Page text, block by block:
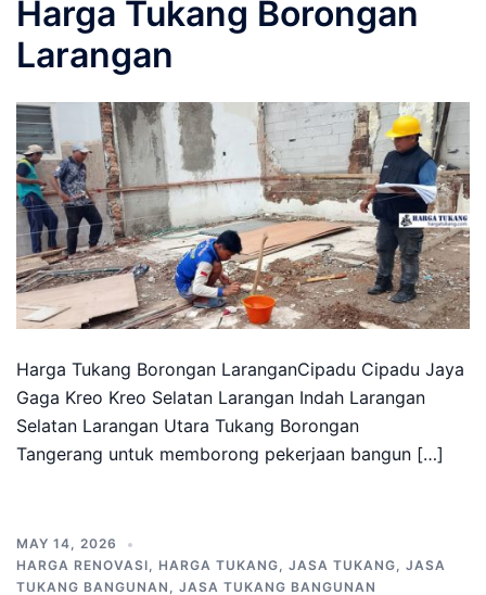
Harga Tukang Borongan
Larangan
Harga Tukang Borongan LaranganCipadu Cipadu Jaya
Gaga Kreo Kreo Selatan Larangan Indah Larangan
Selatan Larangan Utara Tukang Borongan
Tangerang untuk memborong pekerjaan bangun […]
MAY 14, 2026
HARGA RENOVASI, HARGA TUKANG, JASA TUKANG, JASA
TUKANG BANGUNAN , JASA TUKANG BANGUNAN